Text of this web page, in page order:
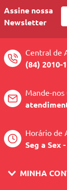
Assine nossa
Newsletter
Central de
(84) 2010-
Mande-nos
Horário de
Seg a Sex
MINHA